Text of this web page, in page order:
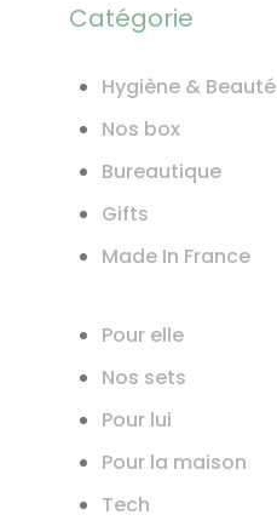
Catégorie
Hygiène & Beauté
Nos box
Bureautique
Gifts
Made In France
Pour elle
Nos sets
Pour lui
Pour la maison
Tech